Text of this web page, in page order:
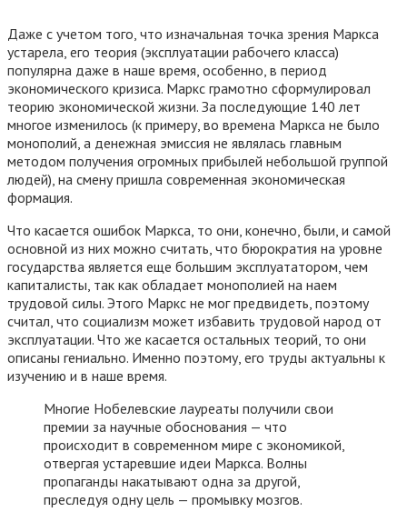
Даже с учетом того, что изначальная точка зрения Маркса
устарела, его теория (эксплуатации рабочего класса)
популярна даже в наше время, особенно, в период
экономического кризиса. Маркс грамотно сформулировал
теорию экономической жизни. За последующие 140 лет
многое изменилось (к примеру, во времена Маркса не было
монополий, а денежная эмиссия не являлась главным
методом получения огромных прибылей небольшой группой
людей), на смену пришла современная экономическая
формация.
Что касается ошибок Маркса, то они, конечно, были, и самой
основной из них можно считать, что бюрократия на уровне
государства является еще большим эксплуататором, чем
капиталисты, так как обладает монополией на наем
трудовой силы. Этого Маркс не мог предвидеть, поэтому
считал, что социализм может избавить трудовой народ от
эксплуатации. Что же касается остальных теорий, то они
описаны гениально. Именно поэтому, его труды актуальны к
изучению и в наше время.
Многие Нобелевские лауреаты получили свои
премии за научные обоснования — что
происходит в современном мире с экономикой,
отвергая устаревшие идеи Маркса. Волны
пропаганды накатывают одна за другой,
преследуя одну цель — промывку мозгов.